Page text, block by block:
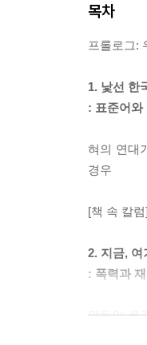
목차
프롤로그:
1. 낯선 한
: 표준어와
혀의 연대
경우
[책 속 칼
2. 지금, 여
: 폭력과
말들의 풍